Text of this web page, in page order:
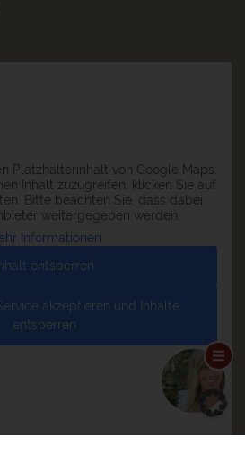
Platzhalterinhalt von Google Maps
Inhalt zuzugreifen, klicken Sie auf
Bitte beachten Sie, dass dabei
weitergegeben werden.
Informationen
entsperren
akzeptieren und Inhalte
entsperren